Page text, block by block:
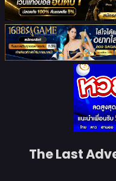
The Last